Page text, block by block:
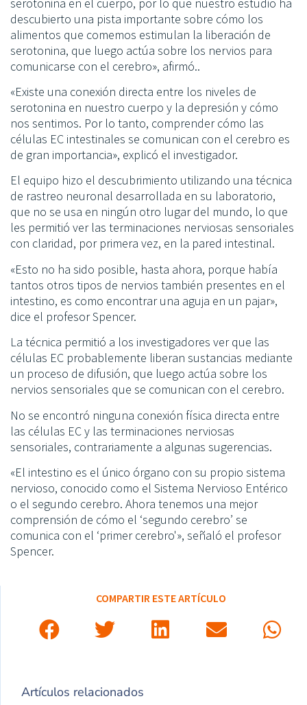
descubierto una pista importante sobre cómo los
alimentos que comemos estimulan la liberación de
serotonina, que luego actúa sobre los nervios para
comunicarse con el cerebro», afirmó..
«Existe una conexión directa entre los niveles de
serotonina en nuestro cuerpo y la depresión y cómo
nos sentimos. Por lo tanto, comprender cómo las
células EC intestinales se comunican con el cerebro es
de gran importancia», explicó el investigador.
El equipo hizo el descubrimiento utilizando una técnica
de rastreo neuronal desarrollada en su laboratorio,
que no se usa en ningún otro lugar del mundo, lo que
les permitió ver las terminaciones nerviosas sensoriales
con claridad, por primera vez, en la pared intestinal.
«Esto no ha sido posible, hasta ahora, porque había
tantos otros tipos de nervios también presentes en el
intestino, es como encontrar una aguja en un pajar»,
dice el profesor Spencer.
La técnica permitió a los investigadores ver que las
células EC probablemente liberan sustancias mediante
un proceso de difusión, que luego actúa sobre los
nervios sensoriales que se comunican con el cerebro.
No se encontró ninguna conexión física directa entre
las células EC y las terminaciones nerviosas
sensoriales, contrariamente a algunas sugerencias.
«El intestino es el único órgano con su propio sistema
nervioso, conocido como el Sistema Nervioso Entérico
o el segundo cerebro. Ahora tenemos una mejor
comprensión de cómo el ‘segundo cerebro’ se
comunica con el ‘primer cerebro'», señaló el profesor
Spencer.
COMPARTIR ESTE ARTÍCULO
Artículos relacionados